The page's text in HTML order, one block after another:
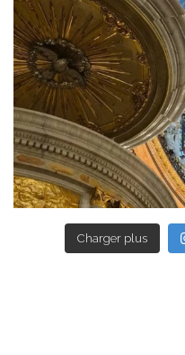
Charger plus